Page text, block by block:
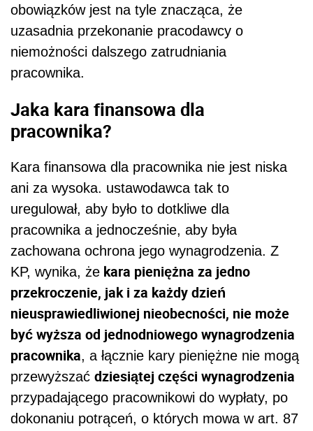
obowiązków jest na tyle znacząca, że
uzasadnia przekonanie pracodawcy o
niemożności dalszego zatrudniania
pracownika.
Jaka kara finansowa dla
pracownika?
Kara finansowa dla pracownika nie jest niska
ani za wysoka. ustawodawca tak to
uregulował, aby było to dotkliwe dla
pracownika a jednocześnie, aby była
zachowana ochrona jego wynagrodzenia. Z
KP, wynika, że kara pieniężna za jedno
przekroczenie, jak i za każdy dzień
nieusprawiedliwionej nieobecności, nie może
być wyższa od jednodniowego wynagrodzenia
pracownika, a łącznie kary pieniężne nie mogą
przewyższać dziesiątej części wynagrodzenia
przypadającego pracownikowi do wypłaty, po
dokonaniu potrąceń, o których mowa w art. 87